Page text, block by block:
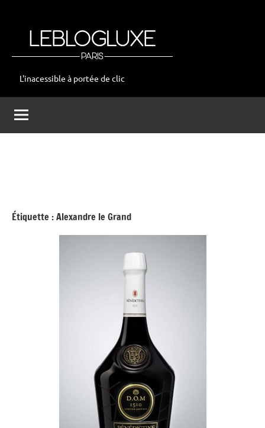
leblogluxe
L'inacessible à portée de clic
Étiquette :Alexandre le Grand